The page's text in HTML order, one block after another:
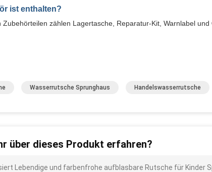
ist enthalten?
zählen Lagertasche, Reparatur-Kit, Warnlabel
Wasserrutsche Sprunghaus Handelswasserrutsche
über dieses Produkt erfahren?
Lebendige und farbenfrohe aufblasbare Rutsche für Kinder